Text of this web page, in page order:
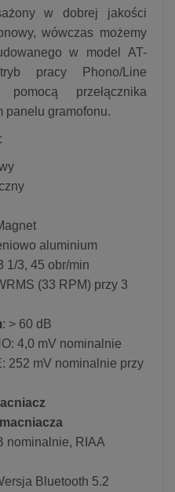
w dobrej jakości
wówczas możemy
w model AT-
pracy Phono/Line
przełącznika
panelu gramofonu.
:
aluminium
1/3, 45 obr/min
(33 RPM) przy 3
: > 60 dB
4,0 mV nominalnie
252 mV nominalnie przy
nominalnie, RIAA
Bluetooth 5.2